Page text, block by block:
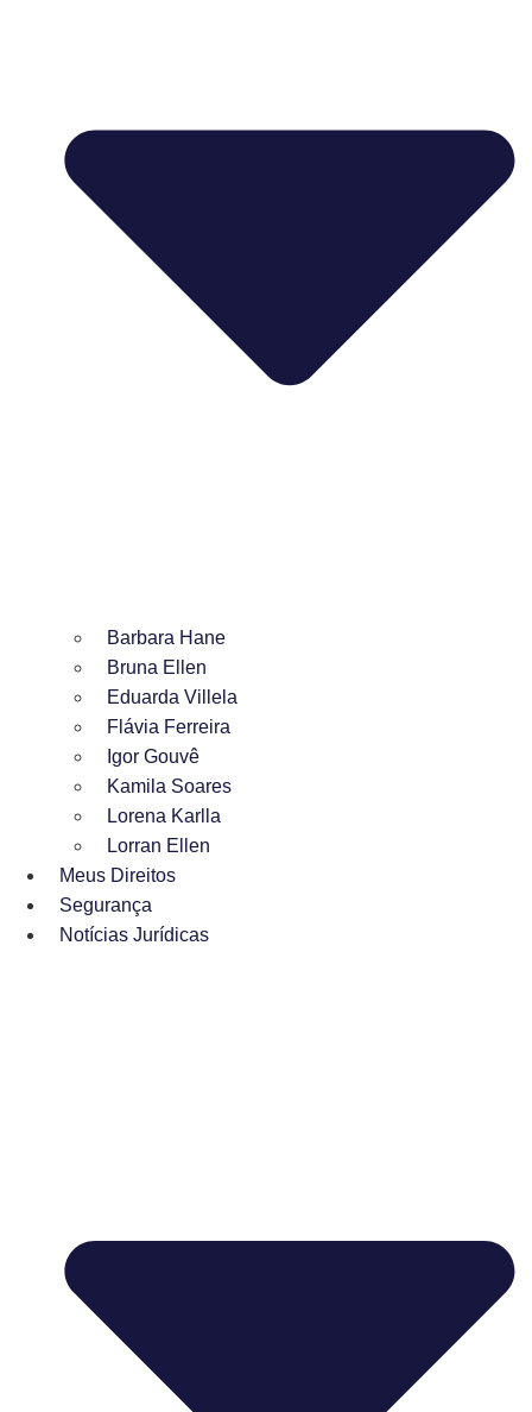
Barbara Hane
Bruna Ellen
Eduarda Villela
Flávia Ferreira
Igor Gouvê
Kamila Soares
Lorena Karlla
Lorran Ellen
Meus Direitos
Segurança
Notícias Jurídicas